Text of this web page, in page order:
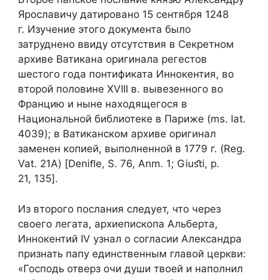
Ярославичу датировано 15 сентября 1248
г. Изучение этого документа было
затруднено ввиду отсутствия в Секретном
архиве Ватикана оригинала регестов
шестого года понтификата Иннокентия, во
второй половине XVIII в. вывезенного во
Францию и ныне находящегося в
Национальной библиотеке в Париже (ms. lat.
4039); в Ватиканском архиве оригинал
заменен копией, выполненной в 1779 г. (Reg.
Vat. 21A) [Deniﬂe, S. 76, Anm. 1; Giuﬆi, p.
21, 135].
Из второго послания следует, что через
своего легата, архиепископа Альберта,
Иннокентий IV узнал о согласии Александра
признать папу единственным главой церкви:
«Господь отверз очи души твоей и наполнил